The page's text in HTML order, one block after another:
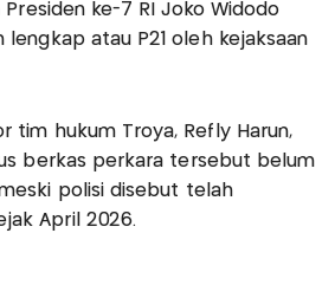
ke-7 RI Joko Widodo
lengkap atau P21 oleh kejaksaan
tim hukum Troya, Refly Harun,
berkas perkara tersebut belum
polisi disebut telah
April 2026.